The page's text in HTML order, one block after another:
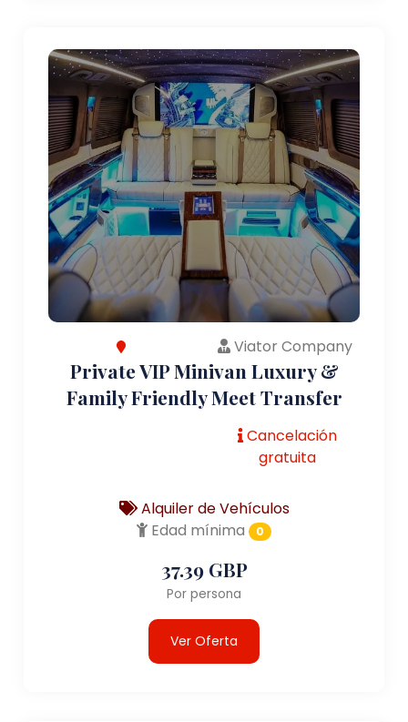
Viator Company
Private VIP Minivan Luxury &
Family Friendly Meet Transfer
Cancelación
gratuita
Alquiler de Vehículos
Edad mínima
0
37.39 GBP
Por persona
Ver Oferta